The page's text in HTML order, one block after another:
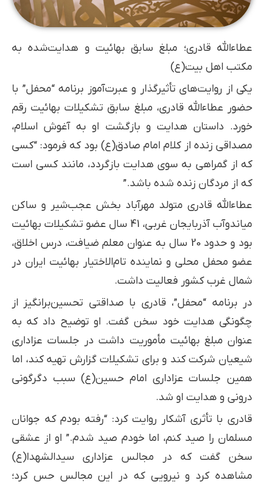
عطاءالله قادری؛ مبلغ سابق بهائیت و هدایت‌شده به
مکتب اهل بیت(ع)
یکی از روایت‌های تأثیرگذار و عبرت‌آموز برنامه “محفل” با
حضور عطاءالله قادری، مبلغ سابق تشکیلات بهائیت رقم
خورد. داستان هدایت و بازگشت او به آغوش اسلام،
مصداقی زنده از کلام امام صادق(ع) بود که فرمود: “کسی
که از گمراهی به سوی هدایت بازگردد، مانند کسی است
که از مردگان زنده شده باشد.”
عطاءالله قادری متولد مهرآباد بخش عجب‌شیر و ساکن
میاندوآب آذربایجان غربی، 41 سال عضو تشکیلات بهائیت
بود و حدود 20 سال به عنوان معلم ضیافت، درس اخلاق،
عضو محفل محلی و نماینده تام‌الاختیار بهائیت ایران در
شمال غرب کشور فعالیت داشت.
در برنامه “محفل”، قادری با صداقتی تحسین‌برانگیز از
چگونگی هدایت خود سخن گفت. او توضیح داد که به
عنوان مبلغ بهائیت مأموریت داشت در جلسات عزاداری
شیعیان شرکت کند و برای تشکیلات گزارش تهیه کند، اما
همین جلسات عزاداری امام حسین(ع) سبب دگرگونی
درونی و هدایت او شد.
قادری با تأثری آشکار روایت کرد: “رفته بودم که جوانان
مسلمان را صید کنم، اما خودم صید شدم.” او از عشقی
سخن گفت که در مجالس عزاداری سیدالشهدا(ع)
مشاهده کرد و نیرویی که در این مجالس حس کرد؛